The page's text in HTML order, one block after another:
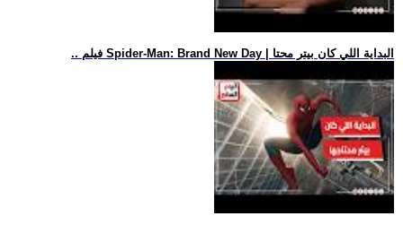
.. فيلم Spider-Man: Brand New Day | البداية اللي كان بيتر محتا